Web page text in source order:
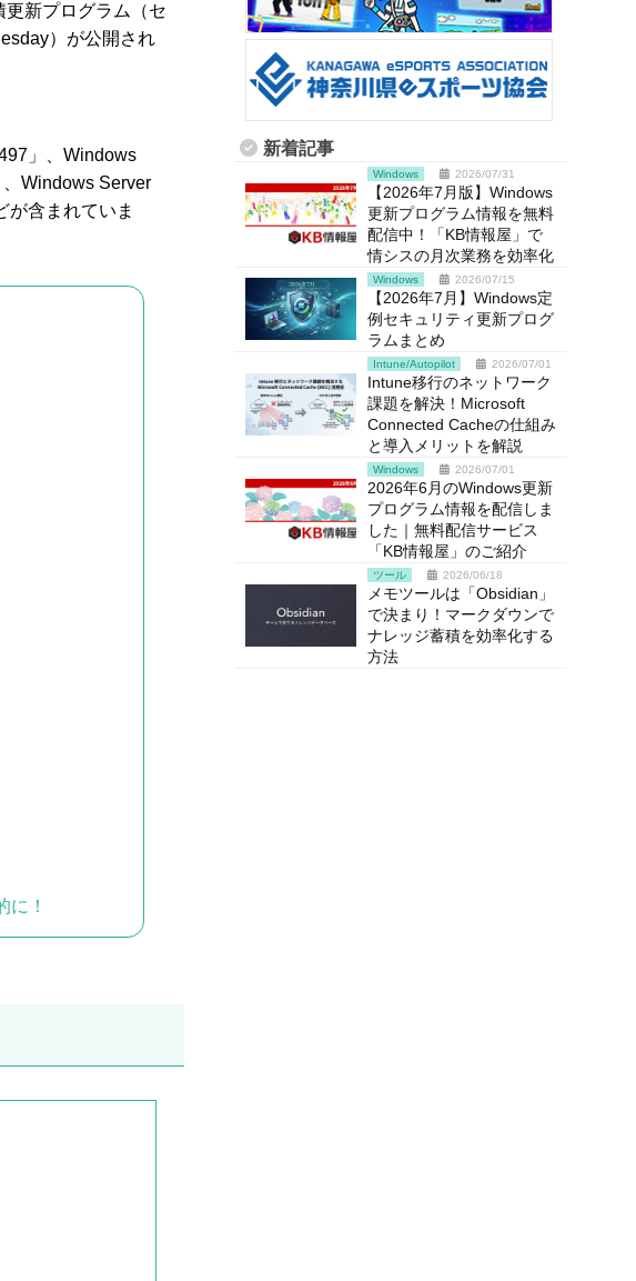
新プログラム（セ
）が公開され
」、Windows
Windows Server
が含まれていま
に！
新着記事
Windows 2026/07/31
【2026年7月版】Windows
更新プログラム情報を無料
配信中！「KB情報屋」で
情シスの月次業務を効率化
Windows 2026/07/15
【2026年7月】Windows定
例セキュリティ更新プログ
ラムまとめ
Intune/Autopilot 2026/07/01
Intune移行のネットワーク
課題を解決！Microsoft
Connected Cacheの仕組み
と導入メリットを解説
Windows 2026/07/01
2026年6月のWindows更新
プログラム情報を配信しま
した｜無料配信サービス
「KB情報屋」のご紹介
ツール 2026/06/18
メモツールは「Obsidian」
で決まり！マークダウンで
ナレッジ蓄積を効率化する
方法